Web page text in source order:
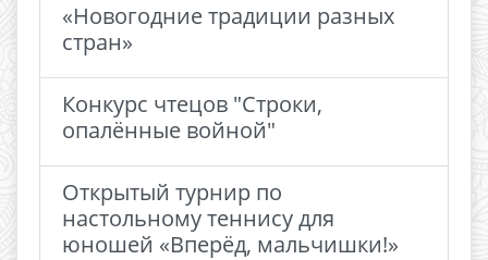
«Новогодние традиции разных
стран»
Конкурс чтецов "Строки,
опалённые войной"
Открытый турнир по
настольному теннису для
юношей «Вперёд, мальчишки!»